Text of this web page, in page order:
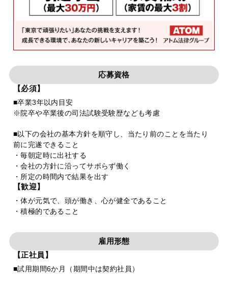
応募資格
【必須】
■卒業3年以内目安
※院卒や卒業後の司法試験受験歴なども考慮
■以下の会社の基本方針を順守し、当たり前のことを当たり
前に完遂できること
・毎朝定時に出社する
・会社の方針に沿ってサボらず働く
・所定の時間内で結果を出す
【歓迎】
・体が元気で、頭が働き、心が健全であること
・積極的であること
雇用形態
【正社員】
■試用期間6か月（期間中は契約社員）